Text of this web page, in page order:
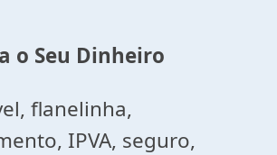
o Seu Dinheiro
flanelinha,
IPVA, seguro,